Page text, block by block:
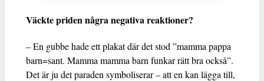
Väckte priden några negativa reaktioner?
– En gubbe hade ett plakat där det stod ”mamma pappa
barn=sant. Mamma mamma barn funkar rätt bra också”.
Det är ju det paraden symboliserar – att en kan lägga till,